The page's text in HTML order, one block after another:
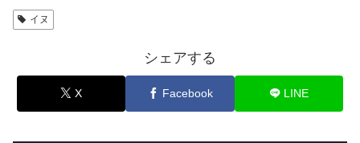
イヌ
シェアする
X Facebook LINE